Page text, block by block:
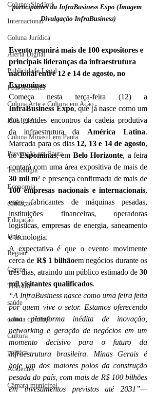
Coluna: SindJori
Internacional
Coluna Jurídica
Alerta Digital
Publicidade Legal
Post Recentes
Coluna Arte e Cultura em Ação
POLICIAL
Coluna Minasul em Pauta
Prevenção em Pauta
Tecnologia
Economia
educaçao
Educação
Unis
Região
Carros
Trânsito
saúde
coluna criminal
Cultura
politica
Acidentes
Câmara municipal
participantes da InfraBusiness Expo (Imagem
Divulgação InfraBusiness)
Evento reunirá mais de 100 expositores e
principais lideranças da infraestrutura
nacional entre 12 e 14 de agosto, no
Expominas
InfraBusiness Expo, que já nasce como um
dos grandes encontros da cadeia produtiva
da infraestrutura da América Latina.
Marcada para os dias 12, 13 e 14 de agosto,
no Expominas, em Belo Horizonte, a feira
30 mil m²
100 empresas nacionais e internacionais,
entre fabricantes de máquinas pesadas,
instituições financeiras, operadoras
logísticas, empresas de energia, saneamento
e tecnologia.
A expectativa é que o evento movimente
cerca de R$ 1 bilhãoem negócios durante os
três dias, atraindo um público estimado de 30
mil visitantes qualificados.
“A InfraBusiness nasce como uma feira feita
por quem vive o setor. Estamos oferecendo
uma plataforma inédita de inovação,
networking e geração de negócios em um
momento decisivo para o futuro da
infraestrutura brasileira. Minas Gerais é
hoje um dos maiores polos da construção
pesada do país, com mais de R$ 100 bilhões
em investimentos previstos até 2031”—